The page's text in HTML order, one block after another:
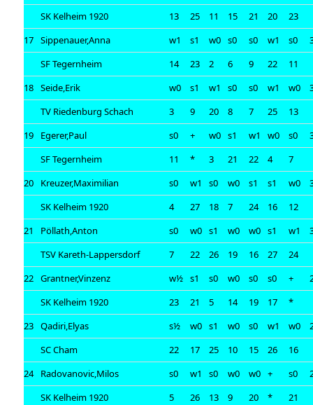
SK Kelheim 1920
13 25 11 15 21 20
23
17 Sippenauer,Anna w1 s1 w0 s0 s0 w1 s0
SF Tegernheim
14 23 2 6 9 22
11
18 Seide,Erik w0 s1 w1 s0 s0 w1 w0
TV Riedenburg Schach
3 9 20 8 7 25
13
19
Egerer,Paul s0 + w0 s1 w1 w0 s0
SF Tegernheim
11 * 3 21 22 4
7
20
Kreuzer,Maximilian s0 w1 s0 w0 s1 s1 w0
SK Kelheim 1920
4 27 18 7 24 16
12
21
Pöllath,Anton s0 w0 s1 w0 w0 s1 w1
TSV Kareth-Lappersdorf
7 22 26 19 16 27
24
22 Grantner,Vinzenz w½ s1 s0 w0 s0 s0 +
SK Kelheim 1920
23 21 5 14 19 17
*
23 Qadiri,Elyas s½ w0 s1 w0 s0 w1 w0
SC Cham
22 17 25 10 15 26
16
24
Radovanovic,Milos s0 w1 s0 w0 w0 + s0
SK Kelheim 1920
5 26 13 9 20 *
21